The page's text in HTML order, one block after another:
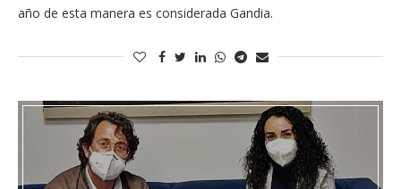
año de esta manera es considerada Gandia.